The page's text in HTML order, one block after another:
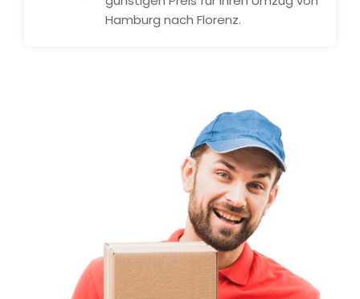
Hamburg nach Florenz.